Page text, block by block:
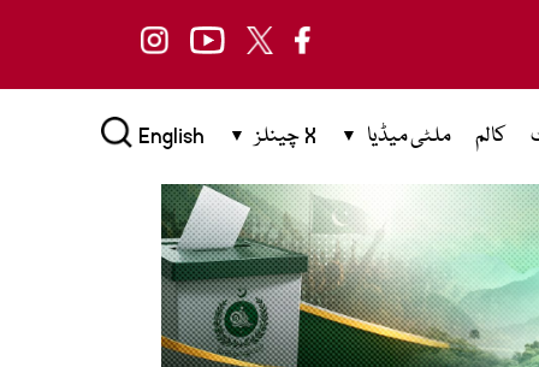
کالم ملٹی میڈیا X چینلز English